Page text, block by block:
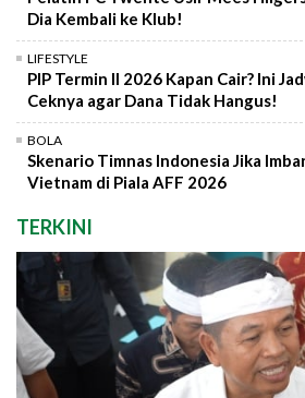
Dia Kembali ke Klub!
LIFESTYLE
PIP Termin II 2026 Kapan Cair? Ini
Ceknya agar Dana Tidak Hangus!
BOLA
Skenario Timnas Indonesia Jika
Vietnam di Piala AFF 2026
TERKINI